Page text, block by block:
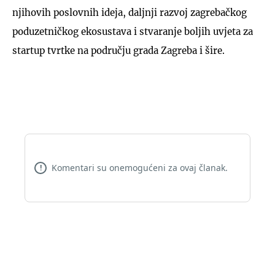
njihovih poslovnih ideja, daljnji razvoj zagrebačkog
poduzetničkog ekosustava i stvaranje boljih uvjeta za
startup tvrtke na području grada Zagreba i šire.
! Komentari su onemogućeni za ovaj članak.